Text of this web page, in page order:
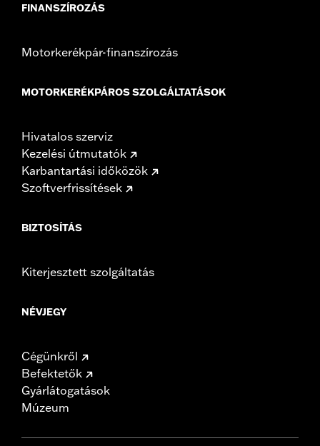
FINANSZÍROZÁS
Motorkerékpár-finanszírozás
MOTORKERÉKPÁROS SZOLGÁLTATÁSOK
Hivatalos szerviz
Kezelési útmutatók
Karbantartási időközök
Szoftverfrissítések
BIZTOSÍTÁS
Kiterjesztett szolgáltatás
NÉVJEGY
Cégünkről
Befektetők
Gyárlátogatások
Múzeum